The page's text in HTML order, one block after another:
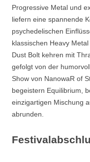
Progressive Metal und
liefern eine spannende
psychedelischen
klassischen Heavy
Dust Bolt kehren mit
gefolgt von der
Show von NanowaR of
begeistern Equilibrium,
einzigartigen Mischung
abrunden.